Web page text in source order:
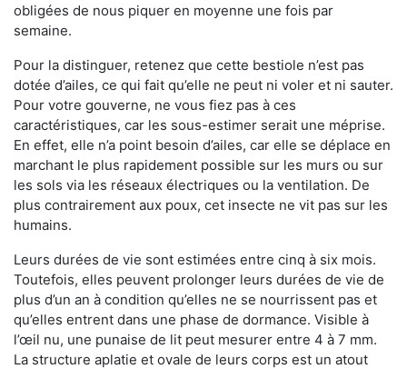
obligées de nous piquer en moyenne une fois par
semaine.
Pour la distinguer, retenez que cette bestiole n’est pas
dotée d’ailes, ce qui fait qu’elle ne peut ni voler et ni sauter.
Pour votre gouverne, ne vous fiez pas à ces
caractéristiques, car les sous-estimer serait une méprise.
En effet, elle n’a point besoin d’ailes, car elle se déplace en
marchant le plus rapidement possible sur les murs ou sur
les sols via les réseaux électriques ou la ventilation. De
plus contrairement aux poux, cet insecte ne vit pas sur les
humains.
Leurs durées de vie sont estimées entre cinq à six mois.
Toutefois, elles peuvent prolonger leurs durées de vie de
plus d’un an à condition qu’elles ne se nourrissent pas et
qu’elles entrent dans une phase de dormance. Visible à
l’œil nu, une punaise de lit peut mesurer entre 4 à 7 mm.
La structure aplatie et ovale de leurs corps est un atout